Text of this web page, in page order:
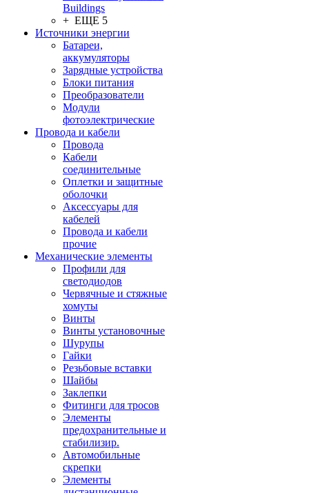
Buildings
+ ЕЩЕ 5
Источники энергии
Батареи,
аккумуляторы
Зарядные устройства
Блоки питания
Преобразователи
Модули
фотоэлектрические
Провода и кабели
Провода
Кабели
соединительные
Оплетки и защитные
оболочки
Аксессуары для
кабелей
Провода и кабели
прочие
Механические элементы
Профили для
светодиодов
Червячные и стяжные
хомуты
Винты
Винты установочные
Шурупы
Гайки
Резьбовые вставки
Шайбы
Заклепки
Фитинги для тросов
Элементы
предохранительные и
стабилизир.
Автомобильные
скрепки
Элементы